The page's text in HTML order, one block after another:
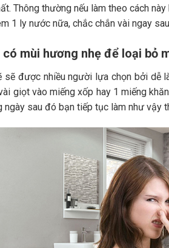
Thông thường nếu làm theo cách
1 ly nước nữa, chắc chắn vài ngay
mùi hương nhẹ để loại bỏ
sẽ được nhiều người lựa chọn bởi dễ
giọt vào miếng xốp hay 1 miếng
ngày sau đó bạn tiếp tục làm như vậy